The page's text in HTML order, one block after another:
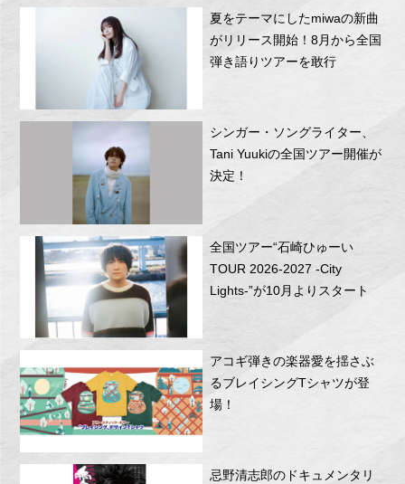
夏をテーマにしたmiwaの新曲
がリリース開始！8月から全国
弾き語りツアーを敢行
シンガー・ソングライター、
Tani Yuukiの全国ツアー開催が
決定！
全国ツアー“石崎ひゅーい
TOUR 2026-2027 -City
Lights-”が10月よりスタート
アコギ弾きの楽器愛を揺さぶ
るブレイシングTシャツが登
場！
忌野清志郎のドキュメンタリ